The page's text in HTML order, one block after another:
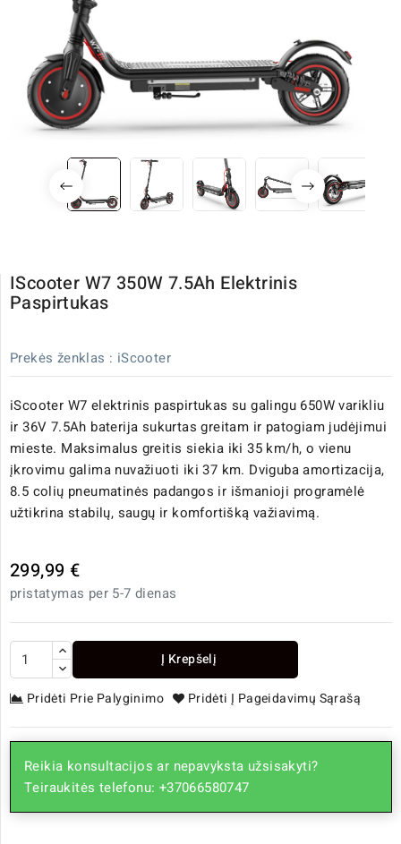
IScooter W7 350W 7.5Ah Elektrinis
Paspirtukas
Prekės ženklas : iScooter
iScooter W7 elektrinis paspirtukas su galingu 650W varikliu
ir 36V 7.5Ah baterija sukurtas greitam ir patogiam judėjimui
mieste. Maksimalus greitis siekia iki 35 km/h, o vienu
įkrovimu galima nuvažiuoti iki 37 km. Dviguba amortizacija,
8.5 colių pneumatinės padangos ir išmanioji programėlė
užtikrina stabilų, saugų ir komfortišką važiavimą.
299,99 €
pristatymas per 5-7 dienas
Į Krepšelį
Pridėti Prie Palyginimo Pridėti Į Pageidavimų Sąrašą
Reikia konsultacijos ar nepavyksta užsisakyti?
Teiraukitės telefonu: +37066580747